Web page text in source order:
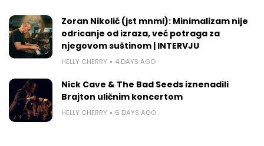
Zoran Nikolić (jst mnml): Minimalizam nije
odricanje od izraza, već potraga za
njegovom suštinom | INTERVJU
HELLY CHERRY 4 DAYS AGO
Nick Cave & The Bad Seeds iznenadili
Brajton uličnim koncertom
HELLY CHERRY 6 DAYS AGO